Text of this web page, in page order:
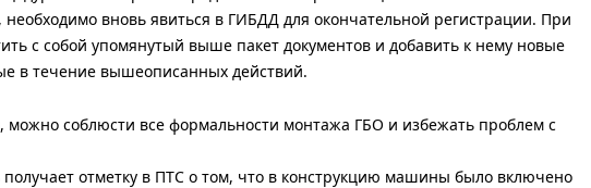
вновь явиться в ГИБДД для окончательной регистрации. При
с собой упомянутый выше пакет документов и добавить к нему новые
в течение вышеописанных действий.
можно соблюсти все формальности монтажа ГБО и избежать проблем с
получает отметку в ПТС о том, что в конструкцию машины было включено